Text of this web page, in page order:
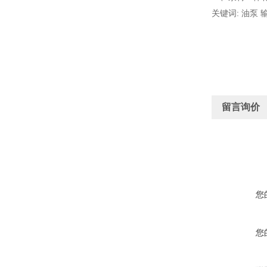
关键词: 油泵
留言询价
您
您